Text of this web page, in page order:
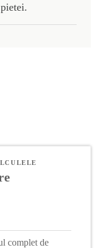
complet de